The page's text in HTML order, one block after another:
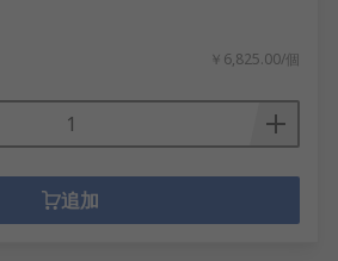
￥6,825.00/個
追加